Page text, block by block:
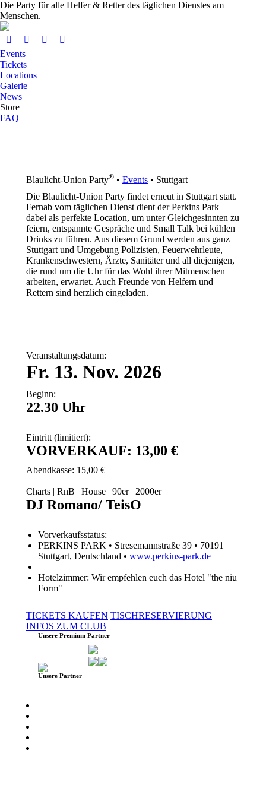
Die Party für alle Helfer & Retter des täglichen Dienstes am
Menschen.
Events
Tickets
Locations
Galerie
News
Store
FAQ
Blaulicht-Union Party® • Events • Stuttgart
Die Blaulicht-Union Party findet erneut in Stuttgart statt.
Fernab vom täglichen Dienst dient der Perkins Park
dabei als perfekte Location, um unter Gleichgesinnten zu
feiern, entspannte Gespräche und Small Talk bei kühlen
Drinks zu führen. Aus diesem Grund werden aus ganz
Stuttgart und Umgebung Polizisten, Feuerwehrleute,
Krankenschwestern, Ärzte, Sanitäter und all diejenigen,
die rund um die Uhr für das Wohl ihrer Mitmenschen
arbeiten, erwartet. Auch Freunde von Helfern und
Rettern sind herzlich eingeladen.
Veranstaltungsdatum:
Fr. 13. Nov. 2026
Beginn:
22.30 Uhr
Eintritt (limitiert):
VORVERKAUF: 13,00 €
Abendkasse: 15,00 €
Charts | RnB | House | 90er | 2000er
DJ Romano/ TeisO
Vorverkaufsstatus:
PERKINS PARK • Stresemannstraße 39 • 70191
Stuttgart, Deutschland • www.perkins-park.de
Hotelzimmer: Wir empfehlen euch das Hotel "the niu
Form"
TICKETS KAUFEN TISCHRESERVIERUNG
INFOS ZUM CLUB
Unsere Premium Partner
Unsere Partner